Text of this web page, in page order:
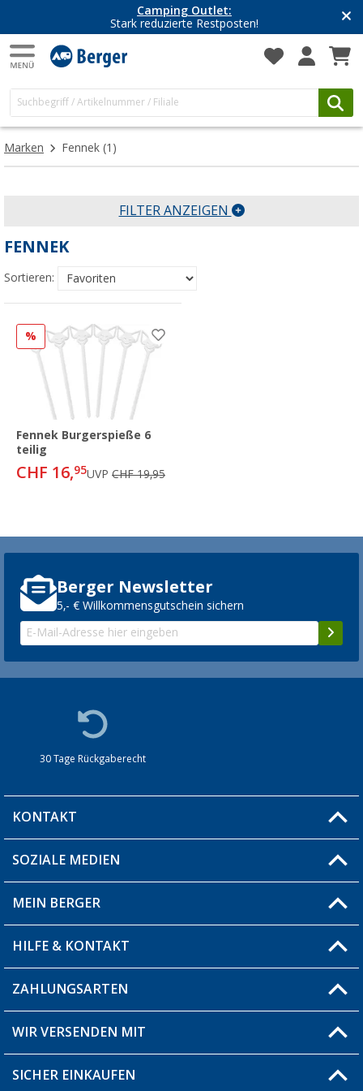
Camping Outlet:
Stark reduzierte Restposten!
Marken Fennek (1)
FILTER ANZEIGEN
FENNEK
Sortieren:
%
Fennek Burgerspieße 6
teilig
CHF 16,95UVP CHF 19,95
Berger Newsletter
5,- € Willkommensgutschein sichern
30 Tage Rückgaberecht
KONTAKT
Du hast eine Frage?
Filiale finden
SOZIALE MEDIEN
MEIN BERGER
Blog
Produkttester
Über uns
HILFE & KONTAKT
Fragen & Antworten / FAQ
Versandinformationen
ZAHLUNGSARTEN
WIR VERSENDEN MIT
SICHER EINKAUFEN